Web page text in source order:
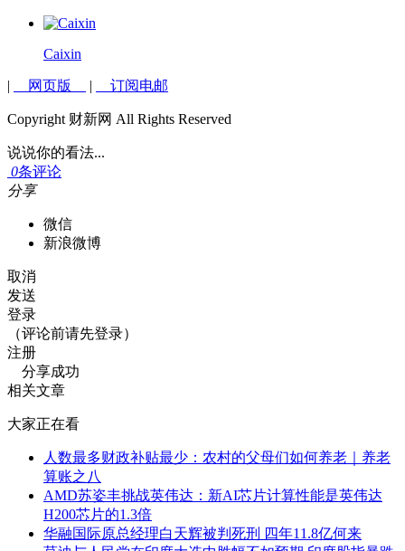
Caixin
| 网页版 | 订阅电邮
Copyright 财新网 All Rights Reserved
说说你的看法...
0条评论
分享
微信
新浪微博
取消
发送
登录
（评论前请先登录）
注册
分享成功
相关文章
大家正在看
人数最多财政补贴最少：农村的父母们如何养老｜养老
算账之八
AMD苏姿丰挑战英伟达：新AI芯片计算性能是英伟达
H200芯片的1.3倍
华融国际原总经理白天辉被判死刑 四年11.8亿何来